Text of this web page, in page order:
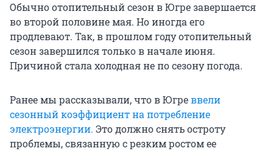
Обычно отопительный сезон в Югре завершается
во второй половине мая. Но иногда его
продлевают. Так, в прошлом году отопительный
сезон завершился только в начале июня.
Причиной стала холодная не по сезону погода.
Ранее мы рассказывали, что в Югреввели
сезонный коэффициент на потребление
электроэнергии. Это должно снять остроту
проблемы, связанную с резким ростом ее